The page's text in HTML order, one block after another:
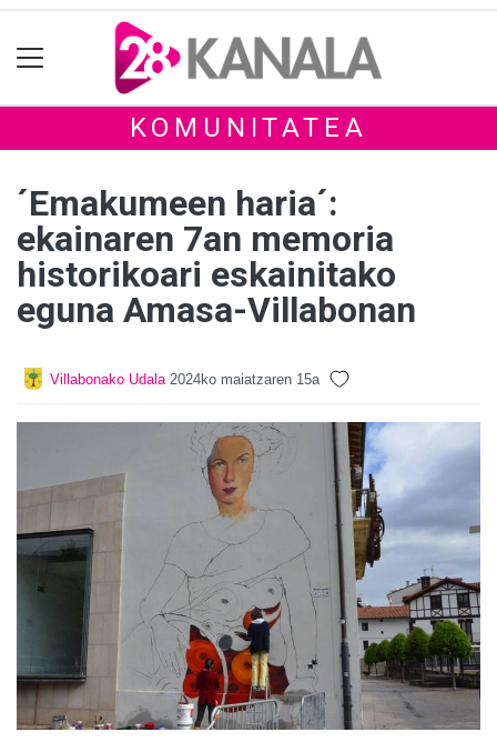
KOMUNITATEA
´Emakumeen haria´:
ekainaren 7an memoria
historikoari eskainitako
eguna Amasa-Villabonan
Villabonako Udala 2024ko maiatzaren 15a